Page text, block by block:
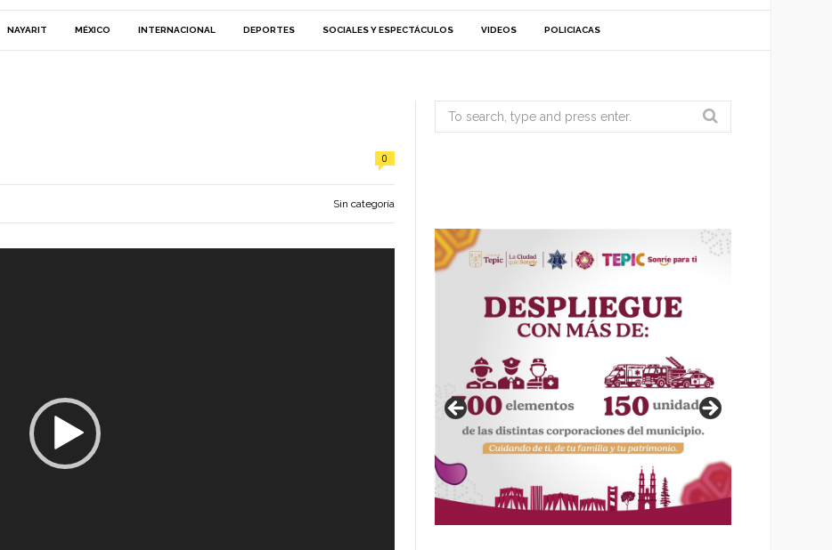
NAYARIT MÉXICO INTERNACIONAL DEPORTES SOCIALES Y ESPECTÁCULOS VIDEOS POLICIACAS
0
Sin categoría
Search
for: